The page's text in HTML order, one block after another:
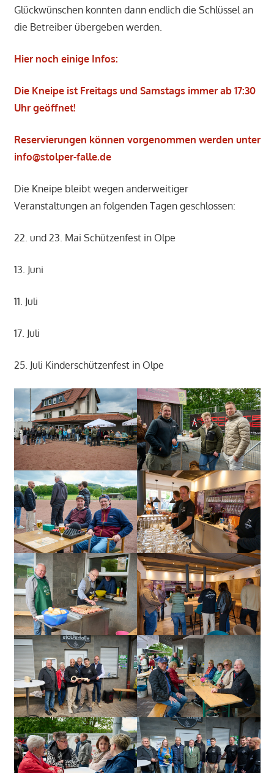
Glückwünschen konnten dann endlich die Schlüssel an
die Betreiber übergeben werden.
Hier noch einige Infos:
Die Kneipe ist Freitags und Samstags immer ab 17:30
Uhr geöffnet!
Reservierungen können vorgenommen werden unter
info@stolper-falle.de
Die Kneipe bleibt wegen anderweitiger
Veranstaltungen an folgenden Tagen geschlossen:
22. und 23. Mai Schützenfest in Olpe
13. Juni
11. Juli
17. Juli
25. Juli Kinderschützenfest in Olpe